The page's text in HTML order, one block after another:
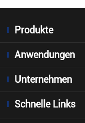
Produkte
Anwendungen
Unternehmen
Schnelle Links